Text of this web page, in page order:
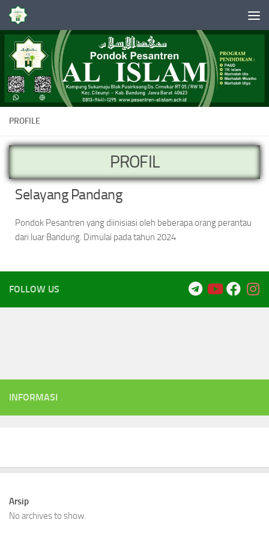
Skip to content
PROFILE
PROFIL
Selayang Pandang
Pondok Pesantren yang diinisiasi oleh beberapa orang perantau
dari luar Bandung. Dimulai pada tahun 2024
FOLLOW US
INFORMASI
Arsip
No archives to show.